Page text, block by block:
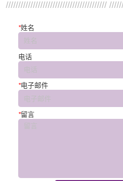
/////////////////////////////////////////
*姓名
电话
*电子邮件
*留言